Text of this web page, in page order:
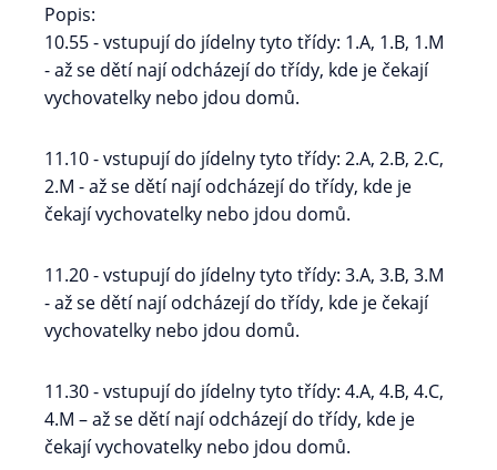
Popis:
10.55 - vstupují do jídelny tyto třídy: 1.A, 1.B, 1.M
- až se dětí nají odcházejí do třídy, kde je čekají
vychovatelky nebo jdou domů.
11.10 - vstupují do jídelny tyto třídy: 2.A, 2.B, 2.C,
2.M - až se dětí nají odcházejí do třídy, kde je
čekají vychovatelky nebo jdou domů.
11.20 - vstupují do jídelny tyto třídy: 3.A, 3.B, 3.M
- až se dětí nají odcházejí do třídy, kde je čekají
vychovatelky nebo jdou domů.
11.30 - vstupují do jídelny tyto třídy: 4.A, 4.B, 4.C,
4.M – až se dětí nají odcházejí do třídy, kde je
čekají vychovatelky nebo jdou domů.